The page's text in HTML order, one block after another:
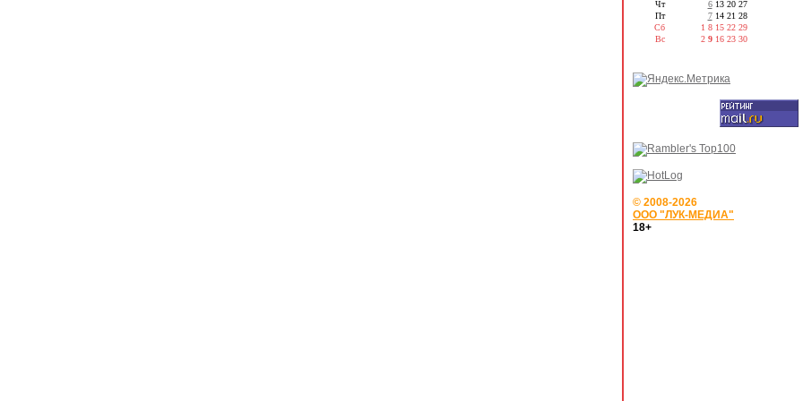
Чт
Пт
Сб
Вс
6 13 20 27
7 14 21 28
1 8 15 22 29
2 9 16 23 30
© 2008-2026
ООО "ЛУК-МЕДИА"
18+